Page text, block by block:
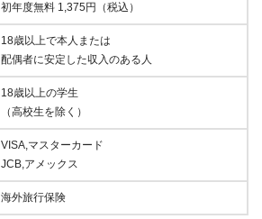
初年度無料 1,375円（税込）
18歳以上で本人または
配偶者に安定した収入のある人
18歳以上の学生
（高校生を除く）
VISA,マスターカード
JCB,アメックス
海外旅行保険